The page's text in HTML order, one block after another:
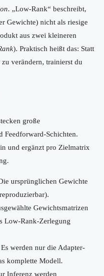
. „Low-Rank“ beschreibt,
Gewichte) nicht als riesige
aus zwei kleineren
). Praktisch heißt das: Statt
verändern, trainierst du
große
Feedforward-Schichten.
und ergänzt pro Zielmatrix
ursprünglichen Gewichte
Gewichtsmatrizen
Rank-Zerlegung
Es werden nur die Adapter-
komplette Modell.
Inferenz werden